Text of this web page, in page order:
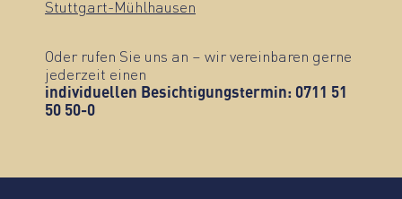
Stuttgart-Mühlhausen
Oder rufen Sie uns an – wir vereinbaren gerne
jederzeit einen
individuellen Besichtigungstermin: 0711 51
50 50-0